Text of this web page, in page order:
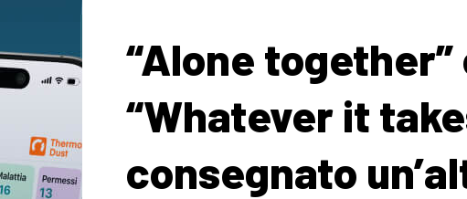
“Alone together”
“Whatever it
consegnato